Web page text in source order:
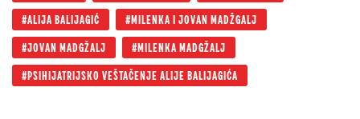
ALIJA BALIJAGIĆ MILENKA I JOVAN MADŽGALJ
JOVAN MADGŽALJ MILENKA MADGŽALJ
PSIHIJATRIJSKO VEŠTAČENJE ALIJE BALIJAGIĆA